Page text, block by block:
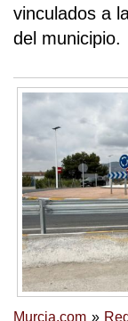
vinculados a
del municipio.
Murcia.com